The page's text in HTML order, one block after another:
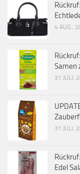
4 AUG.,
Samen
31 JULI,
31 JULI,
Edel